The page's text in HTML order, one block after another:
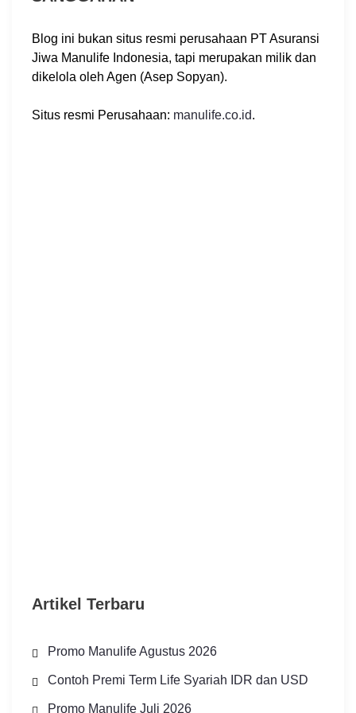
Blog ini bukan situs resmi perusahaan PT Asuransi
Jiwa Manulife Indonesia, tapi merupakan milik dan
dikelola oleh Agen (Asep Sopyan).
Situs resmi Perusahaan: manulife.co.id.
Artikel Terbaru
Promo Manulife Agustus 2026
Contoh Premi Term Life Syariah IDR dan USD
Promo Manulife Juli 2026